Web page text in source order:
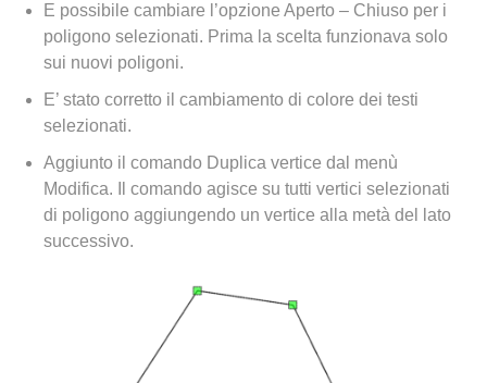
E possibile cambiare l’opzione Aperto – Chiuso per i
poligono selezionati. Prima la scelta funzionava solo
sui nuovi poligoni.
E’ stato corretto il cambiamento di colore dei testi
selezionati.
Aggiunto il comando Duplica vertice dal menù
Modifica. Il comando agisce su tutti vertici selezionati
di poligono aggiungendo un vertice alla metà del lato
successivo.